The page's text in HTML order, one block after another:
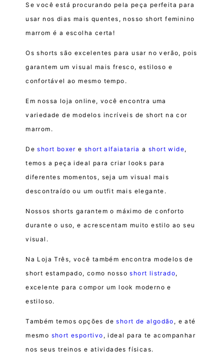
Se você está procurando pela peça perfeita para
usar nos dias mais quentes, nosso short feminino
marrom é a escolha certa!
Os shorts são excelentes para usar no verão, pois
garantem um visual mais fresco, estiloso e
confortável ao mesmo tempo.
Em nossa loja online, você encontra uma
variedade de modelos incríveis de short na cor
marrom.
Deshort boxer eshort alfaiataria ashort wide,
temos a peça ideal para criar looks para
diferentes momentos, seja um visual mais
descontraído ou um outfit mais elegante.
Nossos shorts garantem o máximo de conforto
durante o uso, e acrescentam muito estilo ao seu
visual.
Na Loja Três, você também encontra modelos de
short estampado, como nossoshort listrado,
excelente para compor um look moderno e
estiloso.
Também temos opções deshort de algodão , e até
mesmo short esportivo , ideal para te acompanhar
nos seus treinos e atividades físicas.